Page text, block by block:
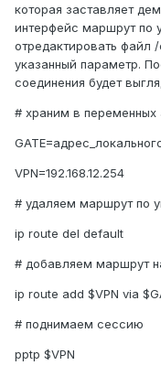
которая заставляет
интерфейс маршрут по
отредактировать файл
указанный параметр.
соединения будет
# храним в переменных
VPN=192.168.12.254
# удаляем маршрут по
ip route del default
# добавляем маршрут
ip route add $VPN via
# поднимаем сессию
pptp $VPN